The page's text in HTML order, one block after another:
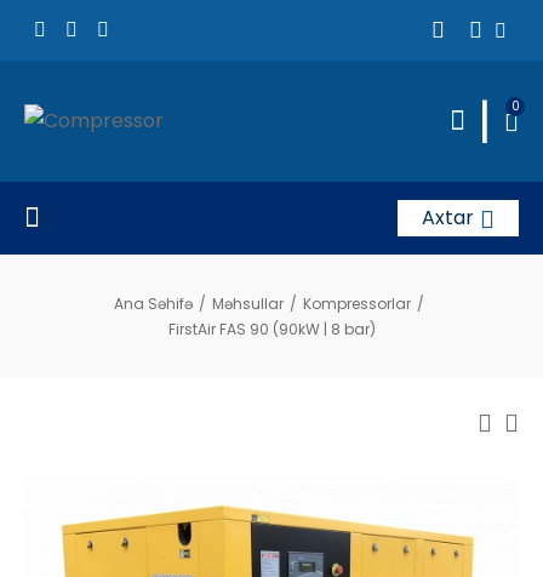
| 0
Axtar
Ana Səhifə / Məhsullar / Kompressorlar /
FirstAir FAS 90 (90kW | 8 bar)